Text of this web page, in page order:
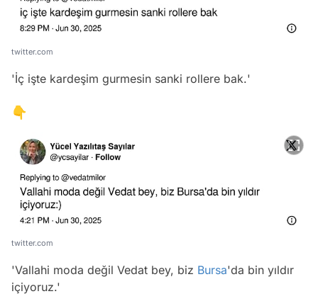
twitter.com
'İç işte kardeşim gurmesin sanki rollere bak.'
👇
twitter.com
'Vallahi moda değil Vedat bey, biz Bursa'da bin yıldır
içiyoruz.'